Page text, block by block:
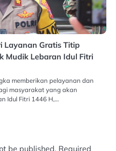
Layanan Gratis Titip
Mudik Lebaran Idul Fitri
memberikan pelayanan dan
masyarakat yang akan
Idul Fitri 1446 H,…
be published. Required